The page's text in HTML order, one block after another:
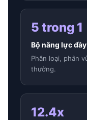
5 trong 1
Bộ năng lực
Phân loại, phân
thường.
12.4x